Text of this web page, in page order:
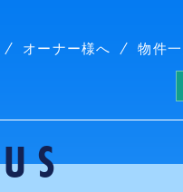
オーナー様へ 物件